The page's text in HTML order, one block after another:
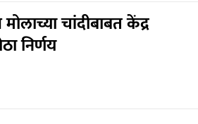
चांदीबाबत केंद्र
निर्णय